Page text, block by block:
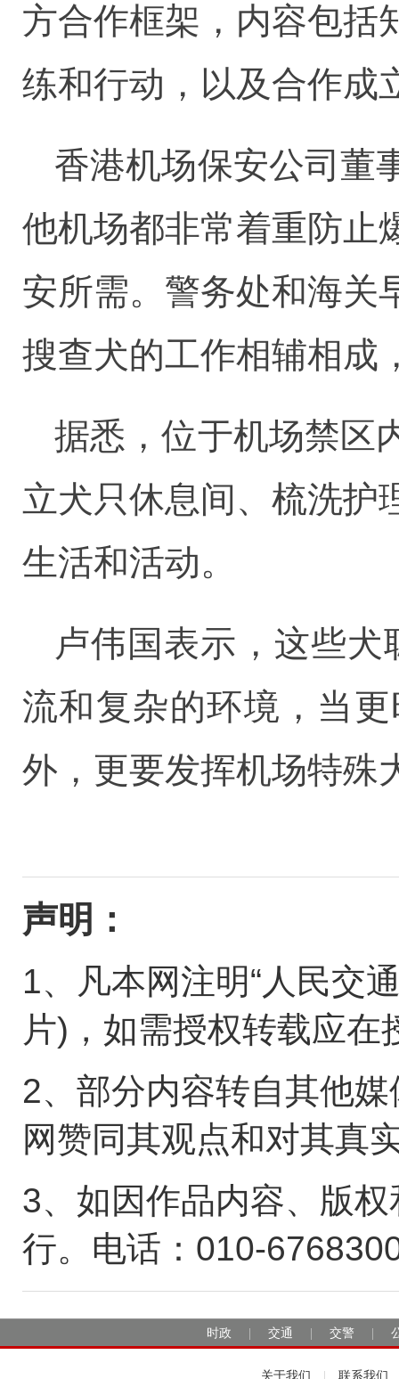
方合作框架，内容包括
练和行动，以及合作成
香港机场保安公司董
他机场都非常着重防止
安所需。警务处和海关
搜查犬的工作相辅相成
据悉，位于机场禁区
立犬只休息间、梳洗护
生活和活动。
卢伟国表示，这些
流和复杂的环境，当
外，更要发挥机场特殊
声明：
1、凡本网注明“人民交
片)，如需授权转载应
2、部分内容转自其他
网赞同其观点和对其真
3、如因作品内容、版
行。电话：010-
时政 交通 交警
关于我们 联系我们